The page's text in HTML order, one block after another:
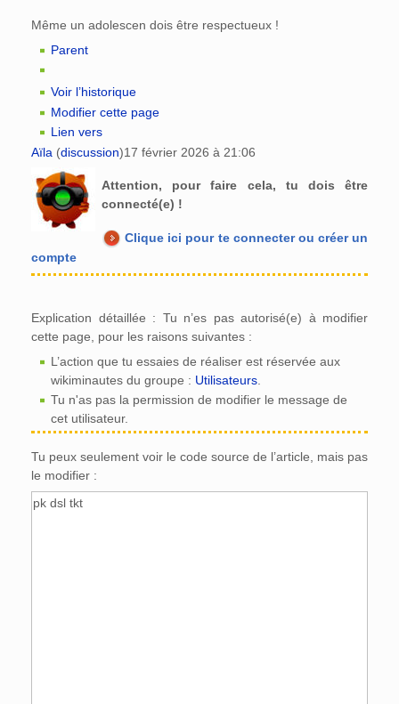
Même un adolescen dois être respectueux !
Parent
Voir l’historique
Modifier cette page
Lien vers
Aïla (discussion)17 février 2026 à 21:06
Attention, pour faire cela, tu dois être
connecté(e) !
Clique ici pour te connecter ou créer un
compte
Explication détaillée : Tu n’es pas autorisé(e) à modifier
cette page, pour les raisons suivantes :
L’action que tu essaies de réaliser est réservée aux
wikiminautes du groupe : Utilisateurs
Tu n'as pas la permission de modifier le message de
cet utilisateur.
Tu peux seulement voir le code source de l’article, mais pas
le modifier :